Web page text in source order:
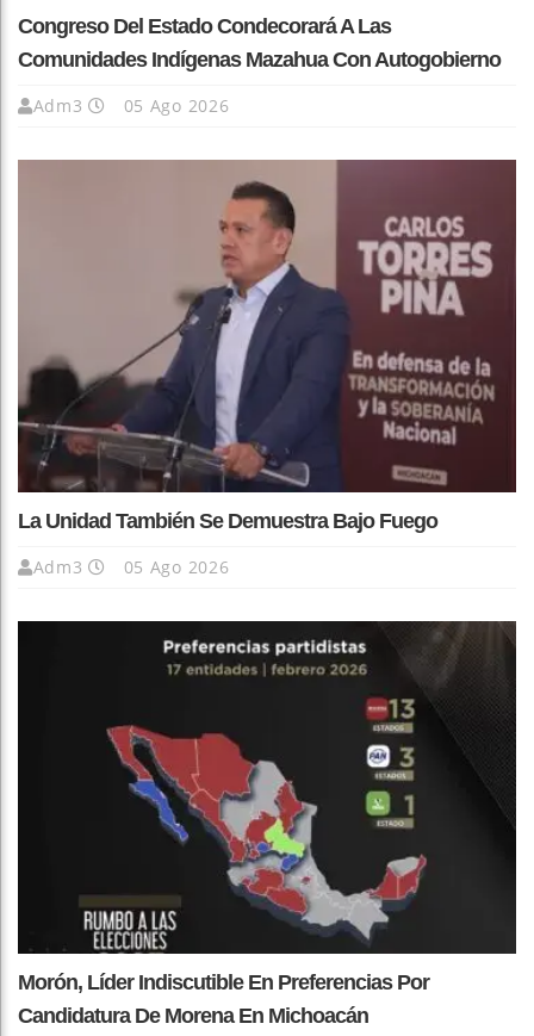
Congreso Del Estado Condecorará A Las
Comunidades Indígenas Mazahua Con Autogobierno
Adm3 05 Ago 2026
La Unidad También Se Demuestra Bajo Fuego
Adm3 05 Ago 2026
Morón, Líder Indiscutible En Preferencias Por
Candidatura De Morena En Michoacán